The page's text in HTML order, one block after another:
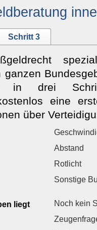
Schritt 3
ganzen
in drei
eine
über
Abstand
Rotlicht
Sonstige
liegt
Noch kein